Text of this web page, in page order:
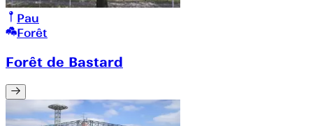
Pau
Forêt
Forêt de Bastard